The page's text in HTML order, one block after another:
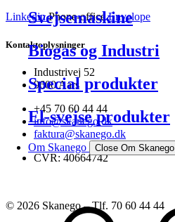
Svejsemaskine
Biogas og Industri
Special produkter
El-svejse produkter
Om Skanego Close Om Skanego
Linkedin Phone-office Envelope
Kontaktoplysninger
Industrivej 52
9600 Aars
+45 70 60 44 44
info@skanego.dk
faktura@skanego.dk
CVR: 40664742
© 2026 Skanego – Tlf. 70 60 44 44